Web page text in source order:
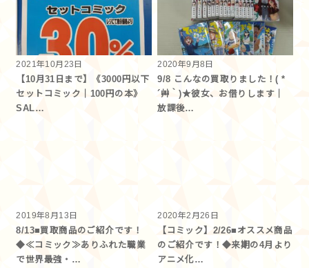
2021年10月23日
【10月31日まで】《3000円以下
セットコミック｜100円の本》
SAL…
2020年9月8日
9/8 こんなの買取りました！( *
´艸｀)★彼女、お借りします｜
放課後…
2019年8月13日
8/13■買取商品のご紹介です！
◆≪コミック≫ありふれた職業
で世界最強・…
2020年2月26日
【コミック】2/26■オススメ商品
のご紹介です！◆来期の4月より
アニメ化…